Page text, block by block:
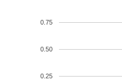
0.25
0.50
0.75